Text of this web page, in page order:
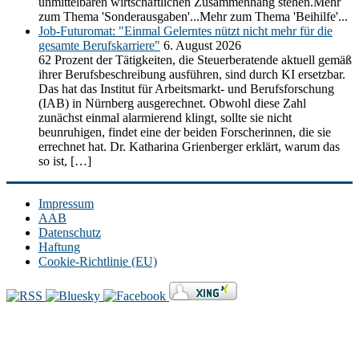
zum Thema 'Sonderausgaben'...Mehr zum Thema 'Beihilfe'...
Job-Futuromat: "Einmal Gelerntes nützt nicht mehr für die
gesamte Berufskarriere" 6. August 2026
62 Prozent der Tätigkeiten, die Steuerberatende aktuell gemäß
ihrer Berufsbeschreibung ausführen, sind durch KI ersetzbar.
Das hat das Institut für Arbeitsmarkt- und Berufsforschung
(IAB) in Nürnberg ausgerechnet. Obwohl diese Zahl
zunächst einmal alarmierend klingt, sollte sie nicht
beunruhigen, findet eine der beiden Forscherinnen, die sie
errechnet hat. Dr. Katharina Grienberger erklärt, warum das
so ist, […]
Impressum
AAB
Datenschutz
Haftung
Cookie-Richtlinie (EU)